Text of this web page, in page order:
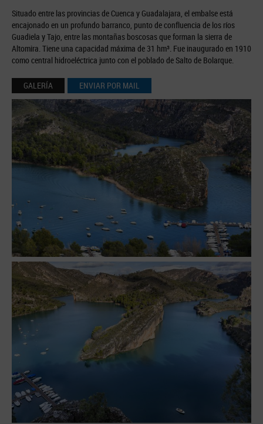
Situado entre las provincias de Cuenca y Guadalajara, el embalse está
encajonado en un profundo barranco, punto de confluencia de los ríos
Guadiela y Tajo, entre las montañas boscosas que forman la sierra de
Altomira. Tiene una capacidad máxima de 31 hm³. Fue inaugurado en 1910
como central hidroeléctrica junto con el poblado de Salto de Bolarque.
GALERÍA ENVIAR POR MAIL